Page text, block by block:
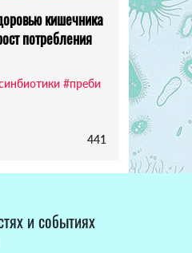
кишечника
потребления
#преби
441
и событиях